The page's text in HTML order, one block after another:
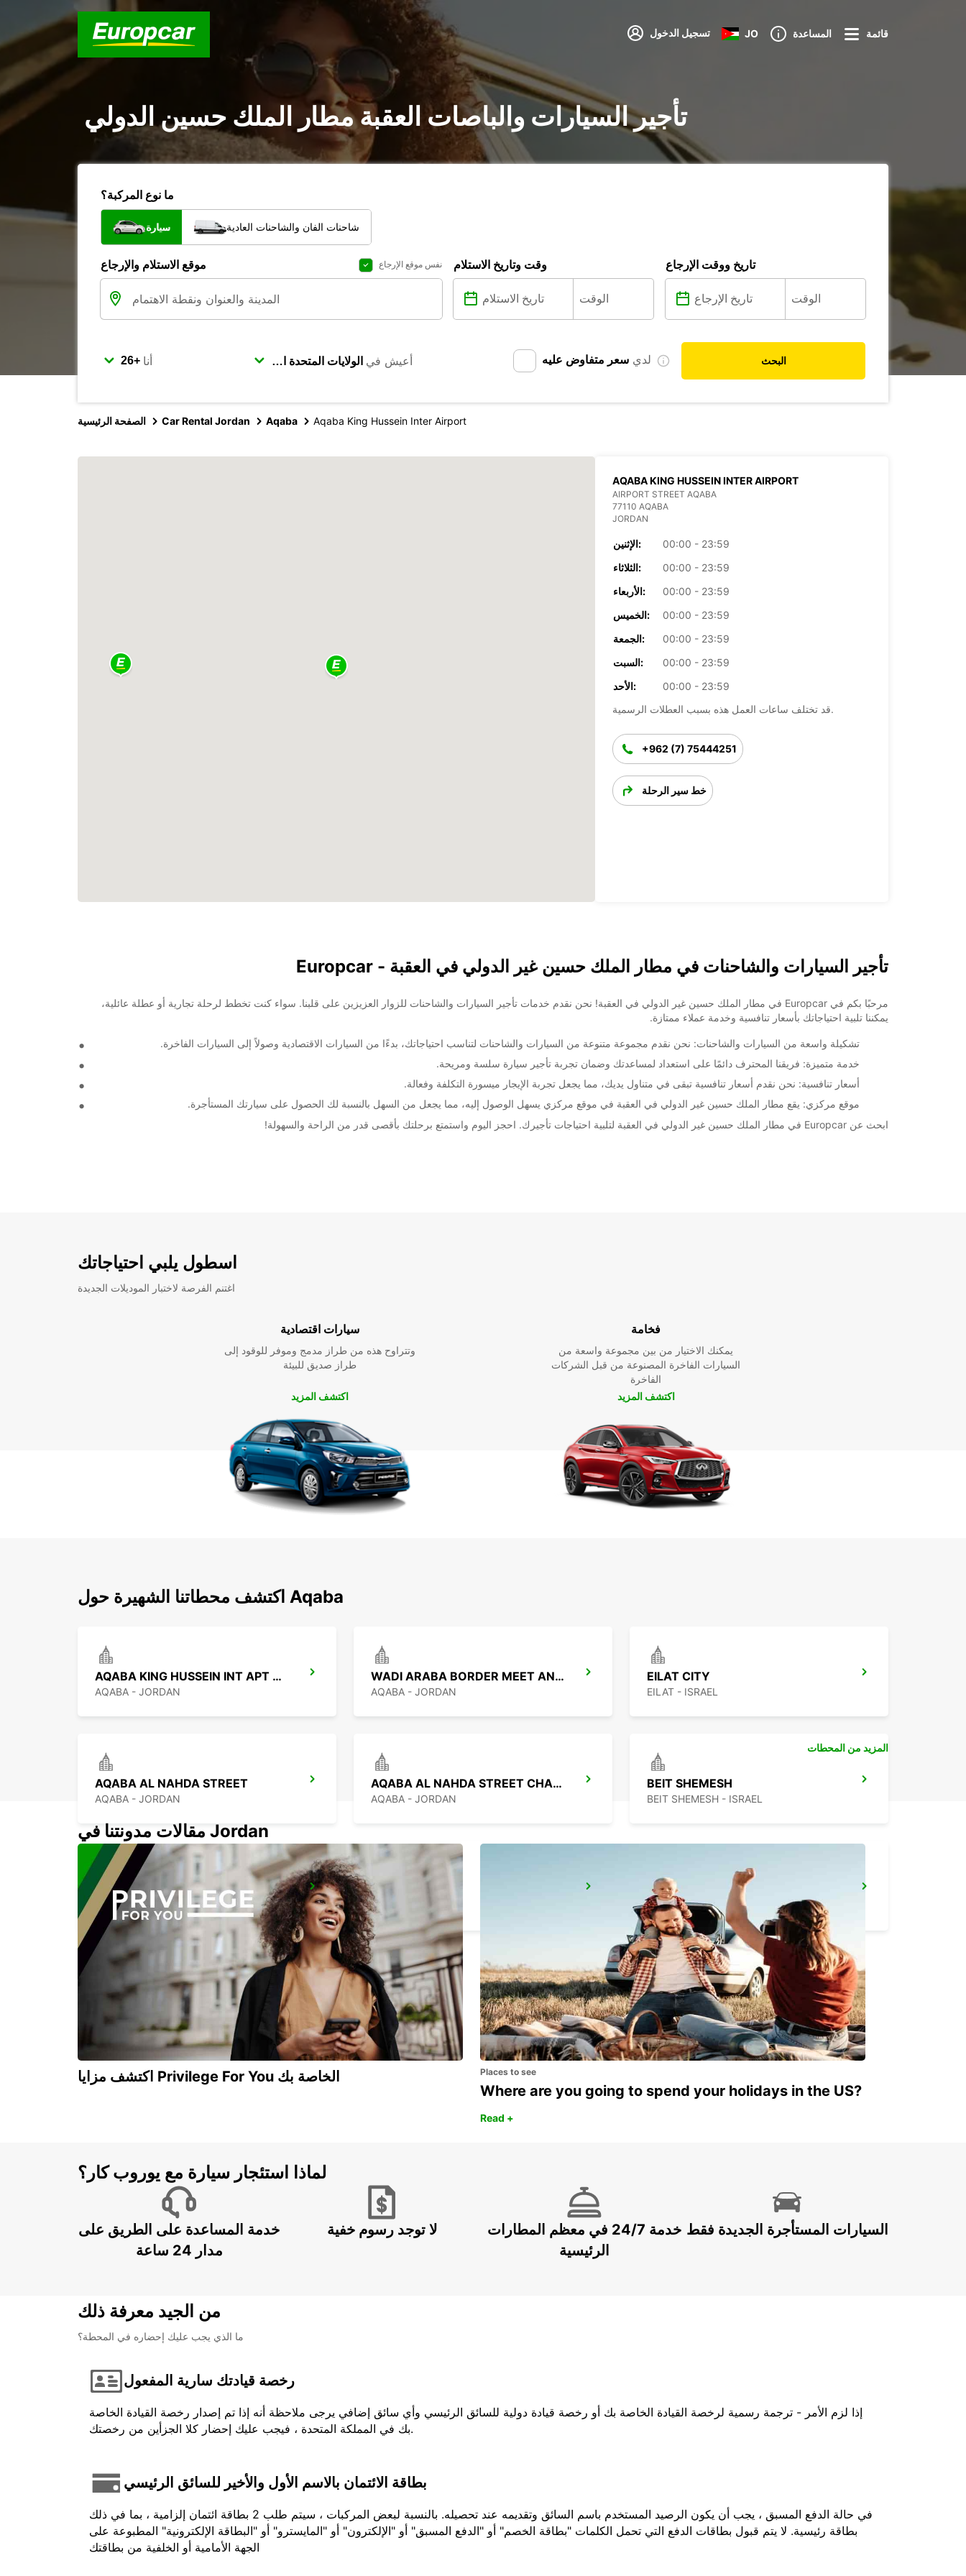
تسجيل الدخول JO المساعدة قائمة
تأجير السيارات والباصات العقبة مطار الملك حسين الدولي
ما نوع المركبة؟
سيارة شاحنات الفان والشاحنات العادية
موقع الاستلام والإرجاع نفس موقع الإرجاع وقت وتاريخ الاستلام تاريخ ووقت الإرجاع
أنا أعيش في لدي سعر متفاوض عليه البحث
الصفحة الرئيسية Car Rental Jordan Aqaba Aqaba King Hussein Inter Airport
AQABA KING HUSSEIN INTER AIRPORT
AIRPORT STREET AQABA
77110 AQABA
JORDAN
الإثنين:
00:00 - 23:59
الثلاثاء:
00:00 - 23:59
الأربعاء:
00:00 - 23:59
الخميس:
00:00 - 23:59
الجمعة:
00:00 - 23:59
السبت:
00:00 - 23:59
الأحد:
00:00 - 23:59
قد تختلف ساعات العمل هذه بسبب العطلات الرسمية.
+962 (7) 75444251
خط سير الرحلة
تأجير السيارات والشاحنات في مطار الملك حسين غير الدولي في العقبة - Europcar
مرحبًا بكم في Europcar في مطار الملك حسين غير الدولي في العقبة! نحن نقدم خدمات تأجير السيارات والشاحنات للزوار العزيزين على قلبنا. سواء كنت تخطط لرحلة تجارية أو عطلة عائلية،
يمكننا تلبية احتياجاتك بأسعار تنافسية وخدمة عملاء ممتازة.
تشكيلة واسعة من السيارات والشاحنات: نحن نقدم مجموعة متنوعة من السيارات والشاحنات لتناسب احتياجاتك، بدءًا من السيارات الاقتصادية وصولاً إلى السيارات الفاخرة.
خدمة متميزة: فريقنا المحترف دائمًا على استعداد لمساعدتك وضمان تجربة تأجير سيارة سلسة ومريحة.
أسعار تنافسية: نحن نقدم أسعار تنافسية تبقى في متناول يديك، مما يجعل تجربة الإيجار ميسورة التكلفة وفعالة.
موقع مركزي: يقع مطار الملك حسين غير الدولي في العقبة في موقع مركزي يسهل الوصول إليه، مما يجعل من السهل بالنسبة لك الحصول على سيارتك المستأجرة.
ابحث عن Europcar في مطار الملك حسين غير الدولي في العقبة لتلبية احتياجات تأجيرك. احجز اليوم واستمتع برحلتك بأقصى قدر من الراحة والسهولة!
اسطول يلبي احتياجاتك
اغتنم الفرصة لاختبار الموديلات الجديدة
سيارات اقتصادية
وتتراوح هذه من طراز مدمج وموفر للوقود إلى
طراز صديق للبيئة
اكتشف المزيد
فخامة
يمكنك الاختيار من بين مجموعة واسعة من
السيارات الفاخرة المصنوعة من قبل الشركات
الفاخرة
اكتشف المزيد
اكتشف محطاتنا الشهيرة حول Aqaba
AQABA KING HUSSEIN INT APT CHF
AQABA - JORDAN
WADI ARABA BORDER MEET AND GREET
AQABA - JORDAN
EILAT CITY
EILAT - ISRAEL
AQABA AL NAHDA STREET
AQABA - JORDAN
AQABA AL NAHDA STREET CHAUFFEUR SER
AQABA - JORDAN
BEIT SHEMESH
BEIT SHEMESH - ISRAEL
JERUSALEM KING DAVID
JERUSALEM - ISRAEL
ASHDOD
ASHDOD - ISRAEL AMMAN - JORDAN
المزيد من المحطات
مقالات مدونتنا في Jordan
اكتشف مزايا Privilege For You الخاصة بك Places to see
Where are you going to spend your holidays in the US?
Read +
لماذا استئجار سيارة مع يوروب كار؟
خدمة المساعدة على الطريق على
مدار 24 ساعة
لا توجد رسوم خفية
خدمة 24/7 في معظم المطارات
الرئيسية
السيارات المستأجرة الجديدة فقط
من الجيد معرفة ذلك
ما الذي يجب عليك إحضاره في المحطة؟
رخصة قيادتك سارية المفعول
إذا لزم الأمر - ترجمة رسمية لرخصة القيادة الخاصة بك أو رخصة قيادة دولية للسائق الرئيسي وأي سائق إضافي يرجى ملاحظة أنه إذا تم إصدار رخصة القيادة الخاصة
بك في المملكة المتحدة ، فيجب عليك إحضار كلا الجزأين من رخصتك.
بطاقة الائتمان بالاسم الأول والأخير للسائق الرئيسي
في حالة الدفع المسبق ، يجب أن يكون الرصيد المستخدم باسم السائق وتقديمه عند تحصيله. بالنسبة لبعض المركبات ، سيتم طلب 2 بطاقة ائتمان إلزامية ، بما في ذلك
بطاقة رئيسية. لا يتم قبول بطاقات الدفع التي تحمل الكلمات "بطاقة الخصم" أو "الدفع المسبق" أو "الإلكترون" أو "المايسترو" أو "البطاقة الإلكترونية" المطبوعة على
الجهة الأمامية أو الخلفية من بطاقتك